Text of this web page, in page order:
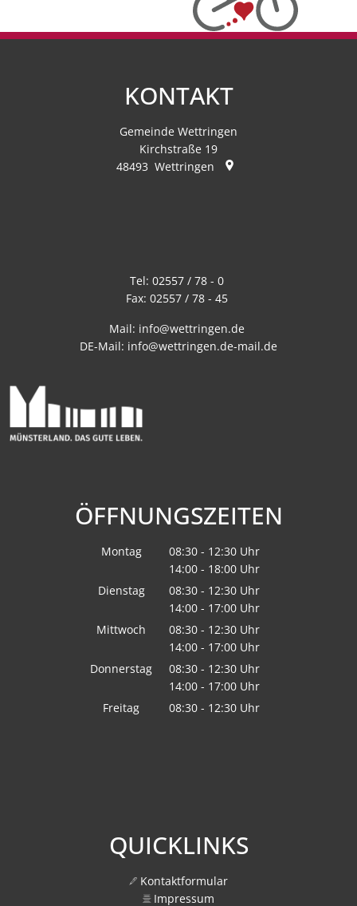
KONTAKT
Gemeinde Wettringen
Kirchstraße 19
48493 Wettringen
Tel: 02557 / 78 - 0
Fax: 02557 / 78 - 45
Mail: info@wettringen.de
DE-Mail: info@wettringen.de-mail.de
ÖFFNUNGSZEITEN
Montag 08:30 - 12:30 Uhr
Von 08:30 bis 12:30 Uhr
14:00 - 18:00 Uhr
Von 14:00 bis 18:00 Uhr
Dienstag 08:30 - 12:30 Uhr
Von 08:30 bis 12:30 Uhr
14:00 - 17:00 Uhr
Von 14:00 bis 17:00 Uhr
Mittwoch 08:30 - 12:30 Uhr
Von 08:30 bis 12:30 Uhr
14:00 - 17:00 Uhr
Von 14:00 bis 17:00 Uhr
Donnerstag 08:30 - 12:30 Uhr
Von 08:30 bis 12:30 Uhr
14:00 - 17:00 Uhr
Von 14:00 bis 17:00 Uhr
Freitag 08:30 - 12:30 Uhr
QUICKLINKS
Kontaktformular
Impressum